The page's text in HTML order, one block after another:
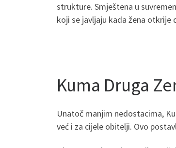
strukture. Smještena u
koji se javljaju kada žena otkrije
Kuma Druga
Unatoč manjim nedostacima,
već i za cijele obitelji. Ovo